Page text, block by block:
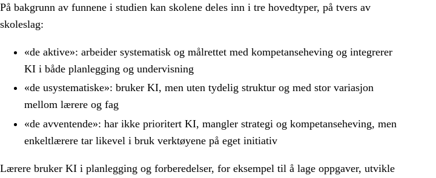
På bakgrunn av funnene i studien kan skolene deles inn i tre hovedtyper, på tvers av
skoleslag:
«de aktive»: arbeider systematisk og målrettet med kompetanseheving og integrerer
KI i både planlegging og undervisning
«de usystematiske»: bruker KI, men uten tydelig struktur og med stor variasjon
mellom lærere og fag
«de avventende»: har ikke prioritert KI, mangler strategi og kompetanseheving, men
enkeltlærere tar likevel i bruk verktøyene på eget initiativ
Lærere bruker KI i planlegging og forberedelser, for eksempel til å lage oppgaver, utvikle